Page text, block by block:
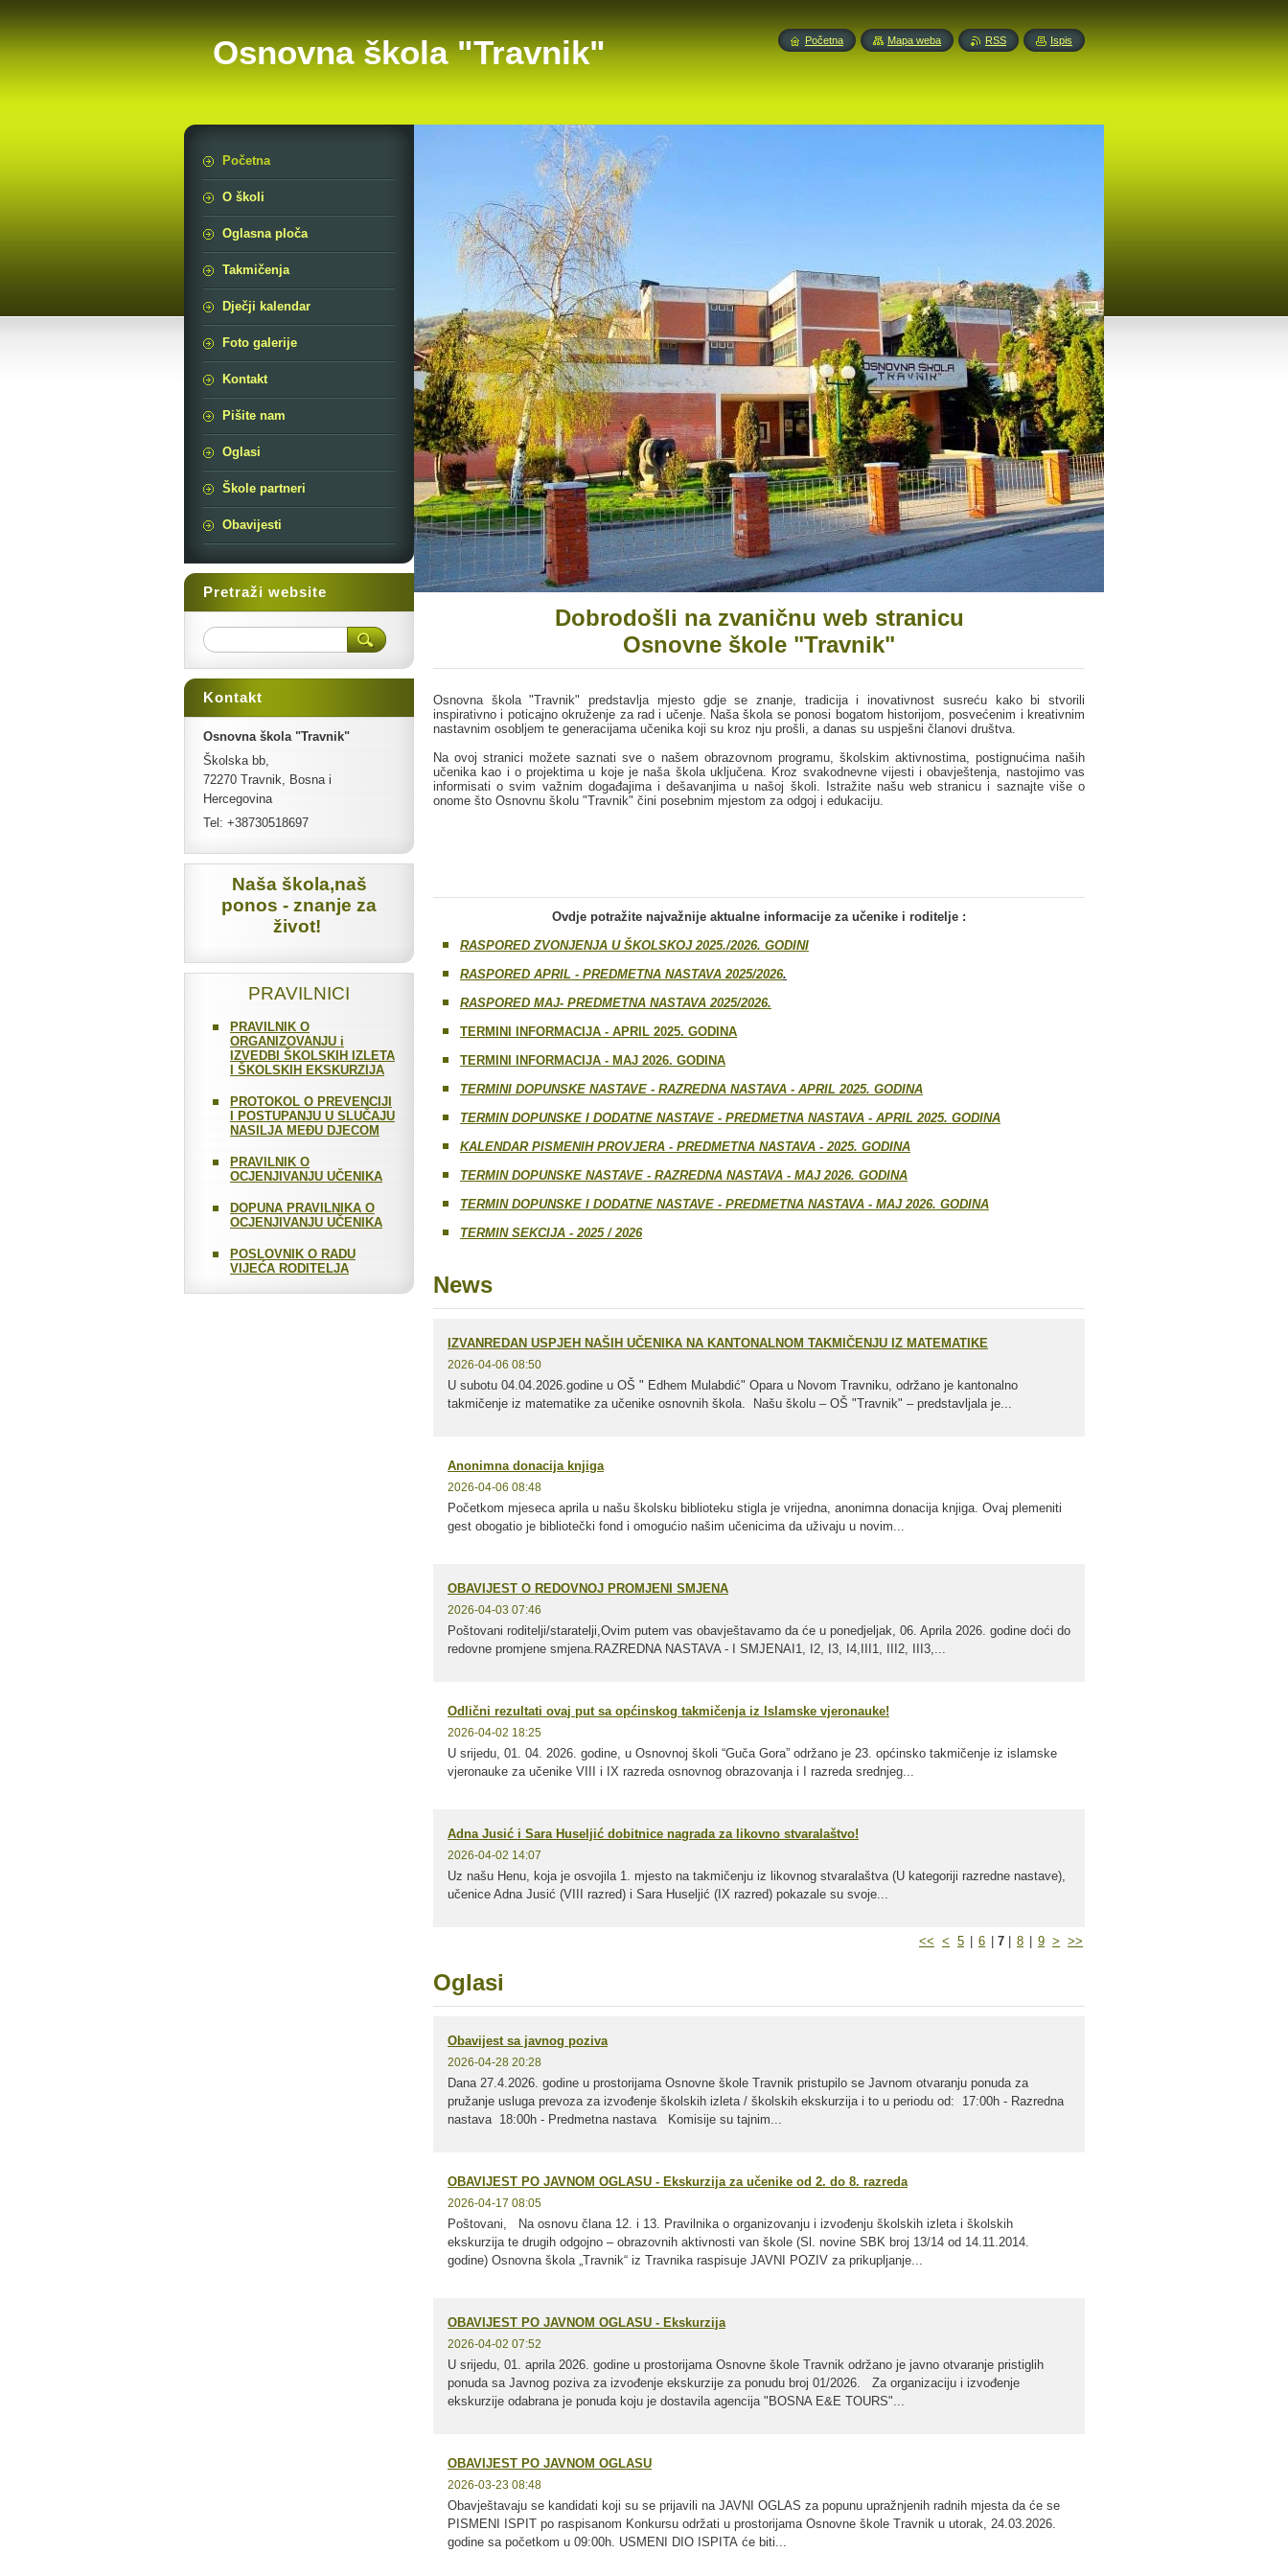
Osnovna škola "Travnik"
Dobrodošli na zvaničnu web stranicu
Osnovne škole "Travnik"
Osnovna škola "Travnik" predstavlja mjesto gdje se znanje, tradicija i inovativnost susreću kako bi stvorili
inspirativno i poticajno okruženje za rad i učenje. Naša škola se ponosi bogatom historijom, posvećenim i kreativnim
nastavnim osobljem te generacijama učenika koji su kroz nju prošli, a danas su uspješni članovi društva.
Na ovoj stranici možete saznati sve o našem obrazovnom programu, školskim aktivnostima, postignućima naših
učenika kao i o projektima u koje je naša škola uključena. Kroz svakodnevne vijesti i obavještenja, nastojimo vas
informisati o svim važnim događajima i dešavanjima u našoj školi. Istražite našu web stranicu i saznajte više o
onome što Osnovnu školu "Travnik" čini posebnim mjestom za odgoj i edukaciju.
Ovdje potražite najvažnije aktualne informacije za učenike i roditelje :
RASPORED ZVONJENJA U ŠKOLSKOJ 2025./2026. GODINI
RASPORED APRIL - PREDMETNA NASTAVA 2025/2026.
RASPORED MAJ- PREDMETNA NASTAVA 2025/2026.
TERMINI INFORMACIJA - APRIL 2025. GODINA
TERMINI INFORMACIJA - MAJ 2026. GODINA
TERMINI DOPUNSKE NASTAVE - RAZREDNA NASTAVA - APRIL 2025. GODINA
TERMIN DOPUNSKE I DODATNE NASTAVE - PREDMETNA NASTAVA - APRIL 2025. GODINA
KALENDAR PISMENIH PROVJERA - PREDMETNA NASTAVA - 2025. GODINA
TERMIN DOPUNSKE NASTAVE - RAZREDNA NASTAVA - MAJ 2026. GODINA
TERMIN DOPUNSKE I DODATNE NASTAVE - PREDMETNA NASTAVA - MAJ 2026. GODINA
TERMIN SEKCIJA - 2025 / 2026
News
IZVANREDAN USPJEH NAŠIH UČENIKA NA KANTONALNOM TAKMIČENJU IZ MATEMATIKE
2026-04-06 08:50
U subotu 04.04.2026.godine u OŠ " Edhem Mulabdić" Opara u Novom Travniku, održano je kantonalno
takmičenje iz matematike za učenike osnovnih škola. Našu školu – OŠ "Travnik" – predstavljala je...
Anonimna donacija knjiga
2026-04-06 08:48
Početkom mjeseca aprila u našu školsku biblioteku stigla je vrijedna, anonimna donacija knjiga. Ovaj plemeniti
gest obogatio je bibliotečki fond i omogućio našim učenicima da uživaju u novim...
OBAVIJEST O REDOVNOJ PROMJENI SMJENA
2026-04-03 07:46
Poštovani roditelji/staratelji,Ovim putem vas obavještavamo da će u ponedjeljak, 06. Aprila 2026. godine doći do
redovne promjene smjena.RAZREDNA NASTAVA - I SMJENAI1, I2, I3, I4,III1, III2, III3,...
Odlični rezultati ovaj put sa općinskog takmičenja iz Islamske vjeronauke!
2026-04-02 18:25
U srijedu, 01. 04. 2026. godine, u Osnovnoj školi “Guča Gora” održano je 23. općinsko takmičenje iz islamske
vjeronauke za učenike VIII i IX razreda osnovnog obrazovanja i I razreda srednjeg...
Adna Jusić i Sara Huseljić dobitnice nagrada za likovno stvaralaštvo!
2026-04-02 14:07
Uz našu Henu, koja je osvojila 1. mjesto na takmičenju iz likovnog stvaralaštva (U kategoriji razredne nastave),
učenice Adna Jusić (VIII razred) i Sara Huseljić (IX razred) pokazale su svoje...
<< < 5 6 7 8 9 > >>
Oglasi
Obavijest sa javnog poziva
2026-04-28 20:28
Dana 27.4.2026. godine u prostorijama Osnovne škole Travnik pristupilo se Javnom otvaranju ponuda za
pružanje usluga prevoza za izvođenje školskih izleta / školskih ekskurzija i to u periodu od: 17:00h - Razredna
nastava 18:00h - Predmetna nastava Komisije su tajnim...
OBAVIJEST PO JAVNOM OGLASU - Ekskurzija za učenike od 2. do 8. razreda
2026-04-17 08:05
Poštovani, Na osnovu člana 12. i 13. Pravilnika o organizovanju i izvođenju školskih izleta i školskih
ekskurzija te drugih odgojno – obrazovnih aktivnosti van škole (Sl. novine SBK broj 13/14 od 14.11.2014.
godine) Osnovna škola „Travnik“ iz Travnika raspisuje JAVNI POZIV za prikupljanje...
OBAVIJEST PO JAVNOM OGLASU - Ekskurzija
2026-04-02 07:52
U srijedu, 01. aprila 2026. godine u prostorijama Osnovne škole Travnik održano je javno otvaranje pristiglih
ponuda sa Javnog poziva za izvođenje ekskurzije za ponudu broj 01/2026. Za organizaciju i izvođenje
ekskurzije odabrana je ponuda koju je dostavila agencija "BOSNA E&E TOURS"...
OBAVIJEST PO JAVNOM OGLASU
2026-03-23 08:48
Obavještavaju se kandidati koji su se prijavili na JAVNI OGLAS za popunu upražnjenih radnih mjesta da će se
PISMENI ISPIT po raspisanom Konkursu održati u prostorijama Osnovne škole Travnik u utorak, 24.03.2026.
godine sa početkom u 09:00h. USMENI DIO ISPITA će biti...
Početna
O školi
Oglasna ploča
Takmičenja
Dječji kalendar
Foto galerije
Kontakt
Pišite nam
Oglasi
Škole partneri
Obavijesti
Pretraži website
Kontakt
Osnovna škola "Travnik"
Školska bb,
72270 Travnik, Bosna i
Hercegovina
Tel: +38730518697
Naša škola,naš
ponos - znanje za
život!
PRAVILNICI
PRAVILNIK O
ORGANIZOVANJU i
IZVEDBI ŠKOLSKIH IZLETA
I ŠKOLSKIH EKSKURZIJA
PROTOKOL O PREVENCIJI
I POSTUPANJU U SLUČAJU
NASILJA MEĐU DJECOM
PRAVILNIK O
OCJENJIVANJU UČENIKA
DOPUNA PRAVILNIKA O
OCJENJIVANJU UČENIKA
POSLOVNIK O RADU
VIJEĆA RODITELJA
Početna Mapa weba RSS Ispis